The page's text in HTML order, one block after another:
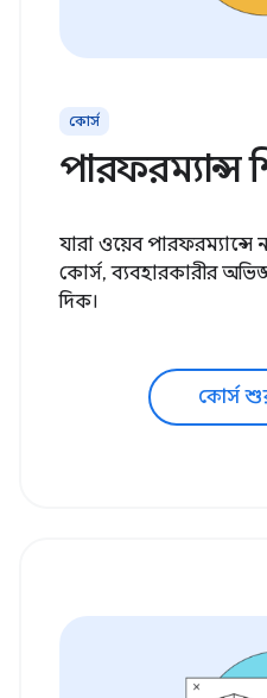
কোর্স
পারফরম্যান্স
যারা ওয়েব
কোর্স, ব্যবহারকারীর
দিক।
কোর্স